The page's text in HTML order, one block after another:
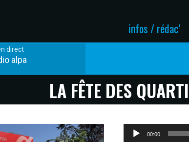
infos / rédac’
direct
alpa
LA FÊTE DES
Lecteur
00:00